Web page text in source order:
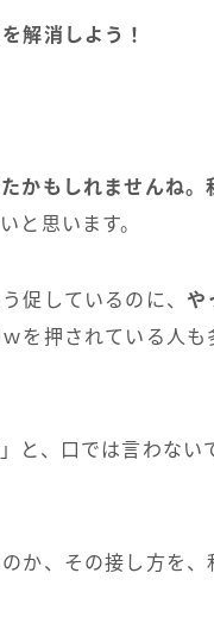
解消しよう！
かもしれませんね。
と思います。
促しているのに、 や
ｗを押されている人も
と、口では言わない
か、その接し方を、